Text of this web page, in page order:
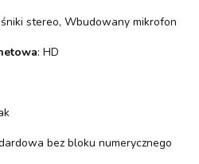
stereo, Wbudowany mikrofon
: HD
bez bloku numerycznego